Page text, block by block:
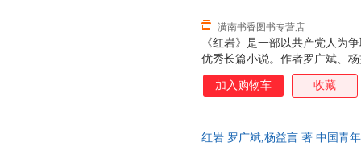
《红岩》是一部以共产党人为
优秀长篇小说。作者罗广斌、
所”的集中营里，亲身经历过敌
生活。作为幸存者和最直接的
品。
潢南书香图书专营店
加入购物车 收藏
红岩 罗广斌,杨益言 著 中国青年